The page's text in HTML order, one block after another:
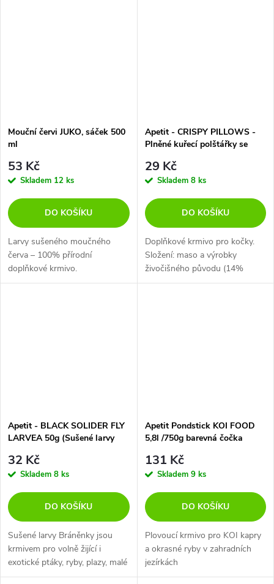
Mouční červi JUKO, sáček 500
ml
53 Kč
Skladem 12 ks
DO KOŠÍKU
Larvy sušeného moučného
červa – 100% přírodní
doplňkové krmivo.
Apetit - CRISPY PILLOWS -
Plněné kuřecí polštářky se
29 Kč
Skladem 8 ks
DO KOŠÍKU
Doplňkové krmivo pro kočky.
Složení: maso a výrobky
živočišného původu (14%
kuřecí), vedlejší produkty
Apetit - BLACK SOLIDER FLY
LARVEA 50g (Sušené larvy
32 Kč
Skladem 8 ks
DO KOŠÍKU
Sušené larvy Bráněnky jsou
krmivem pro volně žijící i
exotické ptáky, ryby, plazy, malé
savce (ježky, myši, křečky,
Apetit Pondstick KOI FOOD
5,8l /750g barevná čočka
131 Kč
Skladem 9 ks
DO KOŠÍKU
Plovoucí krmivo pro KOI kapry
a okrasné ryby v zahradních
jezírkách